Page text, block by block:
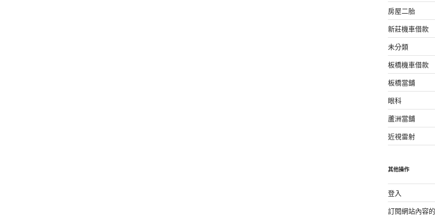
房屋二胎
新莊機車借款
未分類
板橋機車借款
板橋當舖
眼科
蘆洲當舖
近視雷射
其他操作
登入
訂閱網站內容